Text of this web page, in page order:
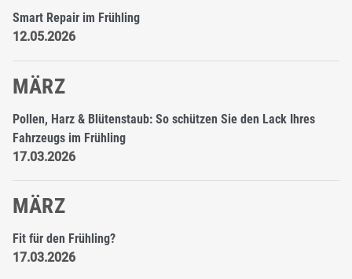
Smart Repair im Frühling
12.05.2026
MÄRZ
Pollen, Harz & Blütenstaub: So schützen Sie den Lack Ihres
Fahrzeugs im Frühling
17.03.2026
MÄRZ
Fit für den Frühling?
17.03.2026